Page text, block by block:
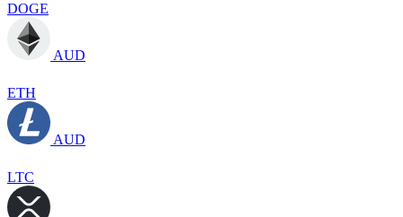
DOGE
AUD
ETH
AUD
LTC